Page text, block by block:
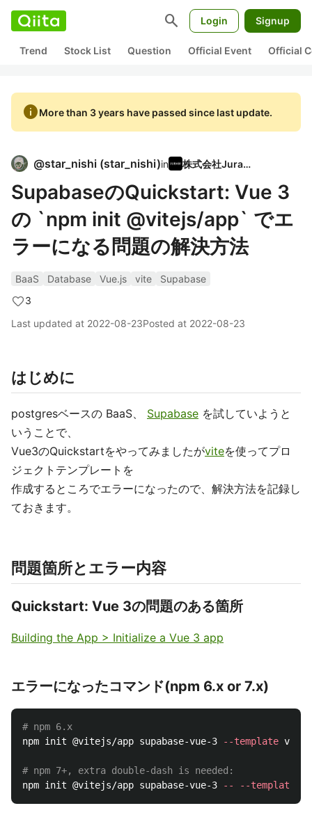
search Login Signup
Trend Stock List Question Official Event Official
infoMore than 3 years have passed since last update.
@star_nishi (star_nishi)in 株式会社Jurabi
SupabaseのQuickstart: Vue 3
の `npm init @vitejs/app` でエ
ラーになる問題の解決方法
BaaS Database Vue.js vite
Supabase
3
Last updated at 2022-08-23Posted at 2022-08-23
はじめに
postgresベースの BaaS、 Supabase を試していようと
いうことで、
Vue3のQuickstartをやってみましたがviteを使ってプロ
ジェクトテンプレートを
作成するところでエラーになったので、解決方法を記録し
ておきます。
問題箇所とエラー内容
Quickstart: Vue 3の問題のある箇所
Building the App​ > Initialize a Vue 3 app​
エラーになったコマンド(npm 6.x or 7.x)
# npm 6.x
npm init @vitejs/app supabase-vue-3
--template vue
# npm 7+, extra double-dash is needed:
npm init @vitejs/app supabase-vue-3
-- --template